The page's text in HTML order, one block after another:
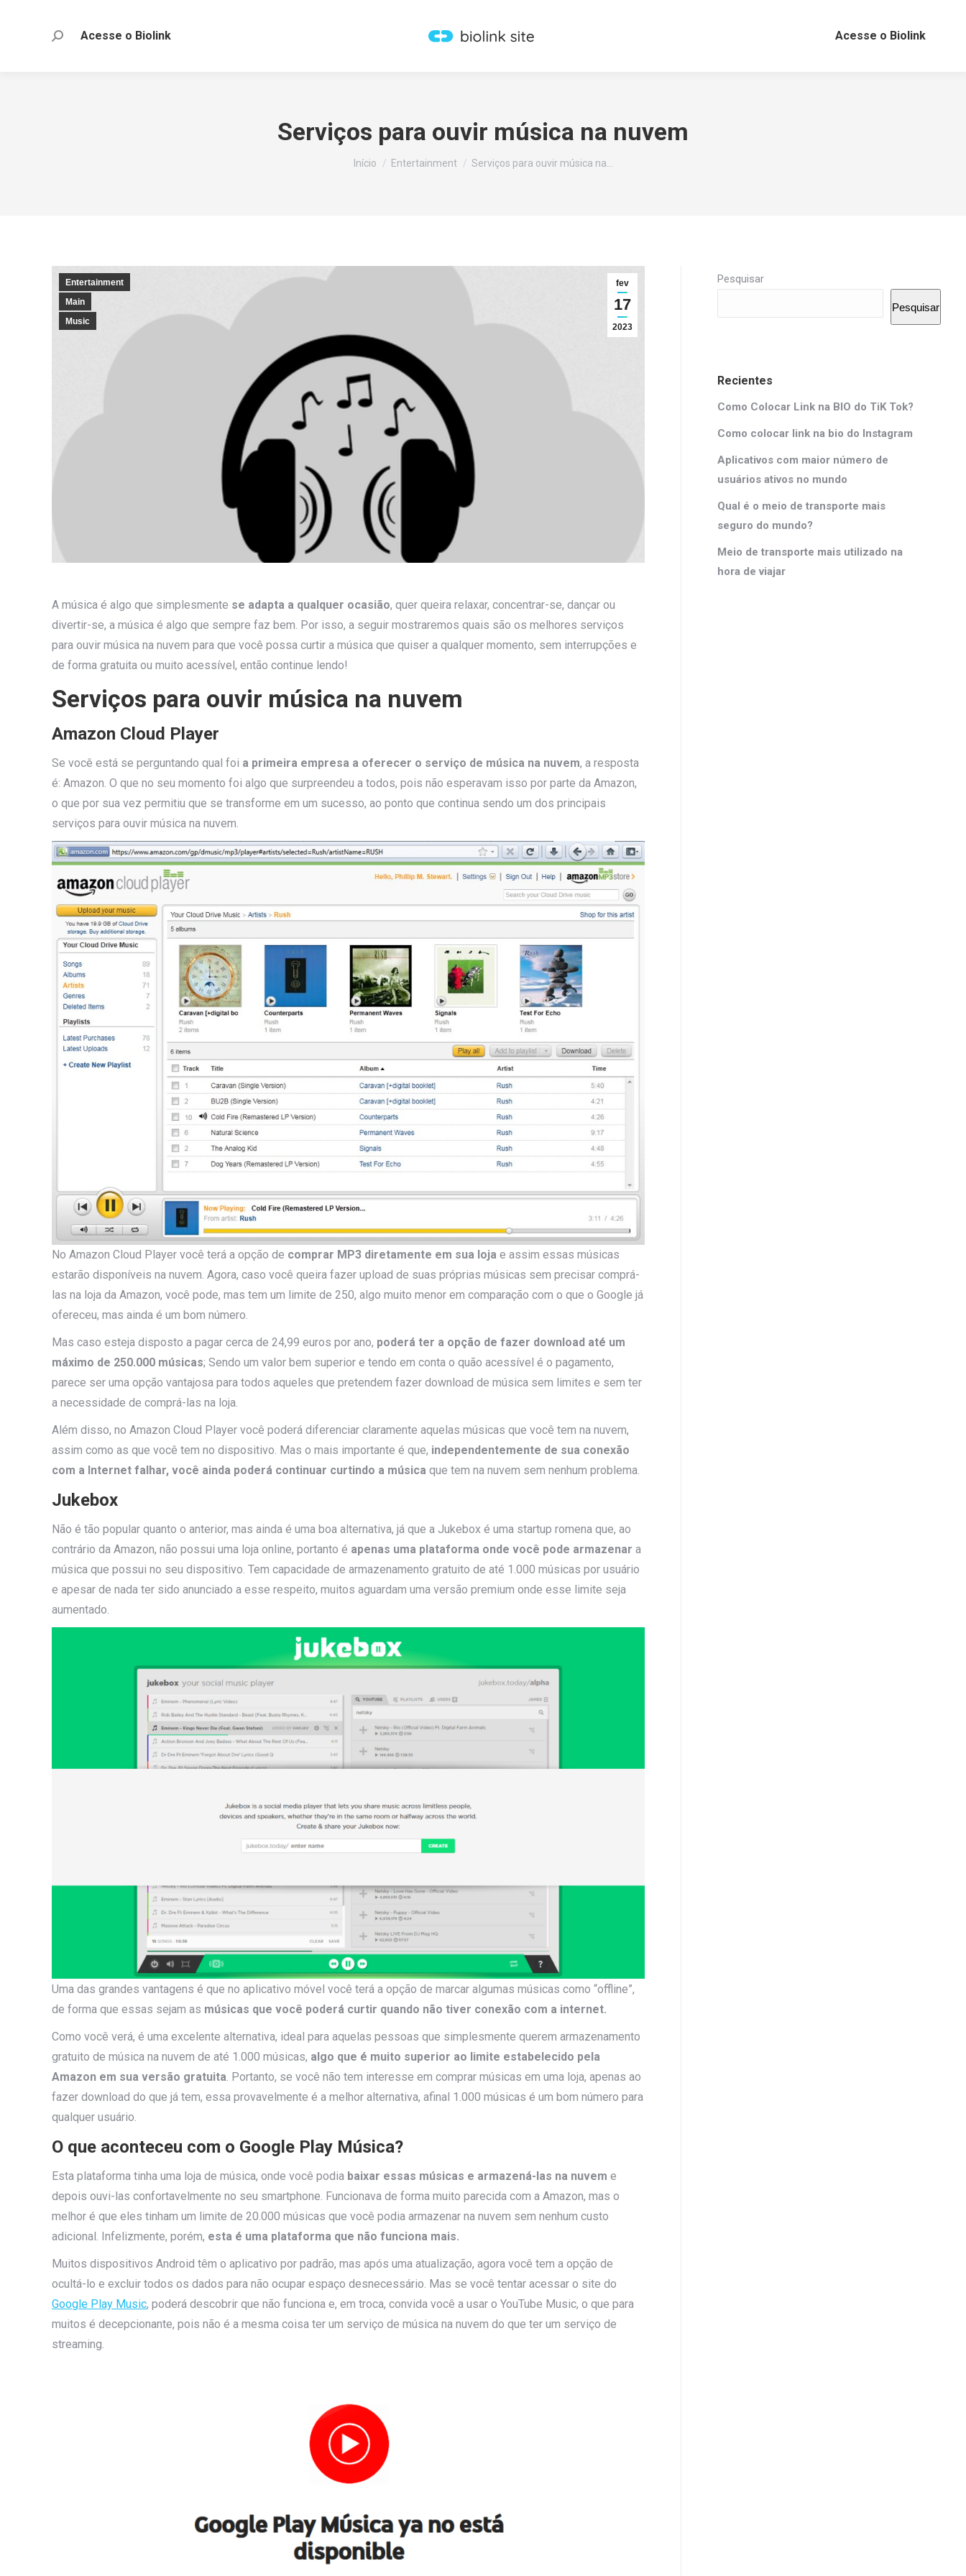
Acesse o Biolink
Search: Acesse o Biolink
Serviços para ouvir música na nuvem
Você está aqui:
Início Entertainment Serviços para ouvir música na…
fev
17
2023
Entertainment
Main
Music
A música é algo que simplesmente se adapta a qualquer ocasião, quer queira relaxar, concentrar-se, dançar ou
divertir-se, a música é algo que sempre faz bem. Por isso, a seguir mostraremos quais são os melhores serviços
para ouvir música na nuvem para que você possa curtir a música que quiser a qualquer momento, sem interrupções e
de forma gratuita ou muito acessível, então continue lendo!
Serviços para ouvir música na nuvem
Amazon Cloud Player
Se você está se perguntando qual foi a primeira empresa a oferecer o serviço de música na nuvem, a resposta
é: Amazon. O que no seu momento foi algo que surpreendeu a todos, pois não esperavam isso por parte da Amazon,
o que por sua vez permitiu que se transforme em um sucesso, ao ponto que continua sendo um dos principais
serviços para ouvir música na nuvem.
No Amazon Cloud Player você terá a opção de comprar MP3 diretamente em sua loja e assim essas músicas
estarão disponíveis na nuvem. Agora, caso você queira fazer upload de suas próprias músicas sem precisar comprá-
las na loja da Amazon, você pode, mas tem um limite de 250, algo muito menor em comparação com o que o Google já
ofereceu, mas ainda é um bom número.
Mas caso esteja disposto a pagar cerca de 24,99 euros por ano, poderá ter a opção de fazer download até um
máximo de 250.000 músicas; Sendo um valor bem superior e tendo em conta o quão acessível é o pagamento,
parece ser uma opção vantajosa para todos aqueles que pretendem fazer download de música sem limites e sem ter
a necessidade de comprá-las na loja.
Além disso, no Amazon Cloud Player você poderá diferenciar claramente aquelas músicas que você tem na nuvem,
assim como as que você tem no dispositivo. Mas o mais importante é que, independentemente de sua conexão
com a Internet falhar, você ainda poderá continuar curtindo a música que tem na nuvem sem nenhum problema.
Jukebox
Não é tão popular quanto o anterior, mas ainda é uma boa alternativa, já que a Jukebox é uma startup romena que, ao
contrário da Amazon, não possui uma loja online, portanto é apenas uma plataforma onde você pode armazenar a
música que possui no seu dispositivo. Tem capacidade de armazenamento gratuito de até 1.000 músicas por usuário
e apesar de nada ter sido anunciado a esse respeito, muitos aguardam uma versão premium onde esse limite seja
aumentado.
Uma das grandes vantagens é que no aplicativo móvel você terá a opção de marcar algumas músicas como “offline”,
de forma que essas sejam as músicas que você poderá curtir quando não tiver conexão com a internet.
Como você verá, é uma excelente alternativa, ideal para aquelas pessoas que simplesmente querem armazenamento
gratuito de música na nuvem de até 1.000 músicas, algo que é muito superior ao limite estabelecido pela
Amazon em sua versão gratuita . Portanto, se você não tem interesse em comprar músicas em uma loja, apenas ao
fazer download do que já tem, essa provavelmente é a melhor alternativa, afinal 1.000 músicas é um bom número para
qualquer usuário.
O que aconteceu com o Google Play Música?
Esta plataforma tinha uma loja de música, onde você podia baixar essas músicas e armazená-las na nuvem e
depois ouvi-las confortavelmente no seu smartphone. Funcionava de forma muito parecida com a Amazon, mas o
melhor é que eles tinham um limite de 20.000 músicas que você podia armazenar na nuvem sem nenhum custo
adicional. Infelizmente, porém, esta é uma plataforma que não funciona mais.
Muitos dispositivos Android têm o aplicativo por padrão, mas após uma atualização, agora você tem a opção de
ocultá-lo e excluir todos os dados para não ocupar espaço desnecessário. Mas se você tentar acessar o site do
Google Play Music, poderá descobrir que não funciona e, em troca, convida você a usar o YouTube Music, o que para
muitos é decepcionante, pois não é a mesma coisa ter um serviço de música na nuvem do que ter um serviço de
streaming.
Pesquisar
Pesquisar
Recientes
Como Colocar Link na BIO do TiK Tok?
Como colocar link na bio do Instagram
Aplicativos com maior número de
usuários ativos no mundo
Qual é o meio de transporte mais
seguro do mundo?
Meio de transporte mais utilizado na
hora de viajar